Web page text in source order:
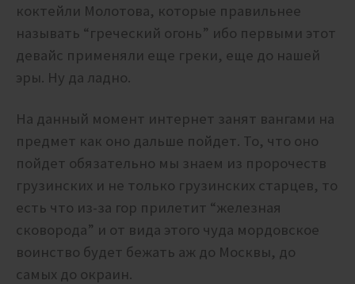
коктейли Молотова, которые правильнее
называть “греческий огонь” ибо первыми этот
девайс применяли еще греки, еще до нашей
эры. Ну да ладно.
На данный момент интернет занят вангами на
предмет как оно дальше пойдет. То, что оно
пойдет обязательно мы знаем из пророчеств
грузинских и не только грузинских старцев, то
есть что из-за гор прилетит “железная
сковорода” и от вида этого чуда мордовское
воинство будет бежать аж до Москвы, до
самых до окраин.